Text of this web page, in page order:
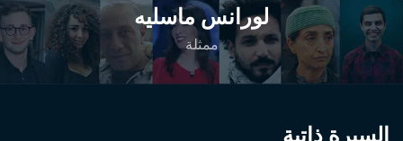
لورانس ماسليه
ممثلة
السيرة ذاتية